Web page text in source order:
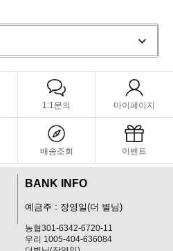
1:1문의 마이페이지
배송조회 이벤트
BANK INFO
예금주 : 장영일(더 별님)
농협301-6342-6720-11
우리 1005-404-636084